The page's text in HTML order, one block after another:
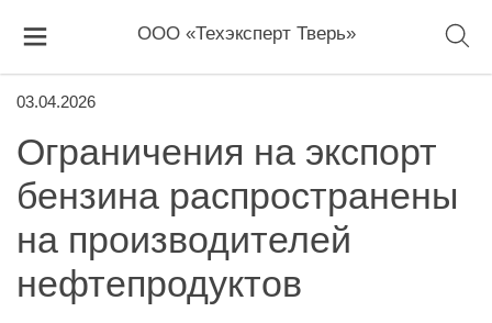
ООО «Техэксперт Тверь»
03.04.2026
Ограничения на экспорт
бензина распространены
на производителей
нефтепродуктов